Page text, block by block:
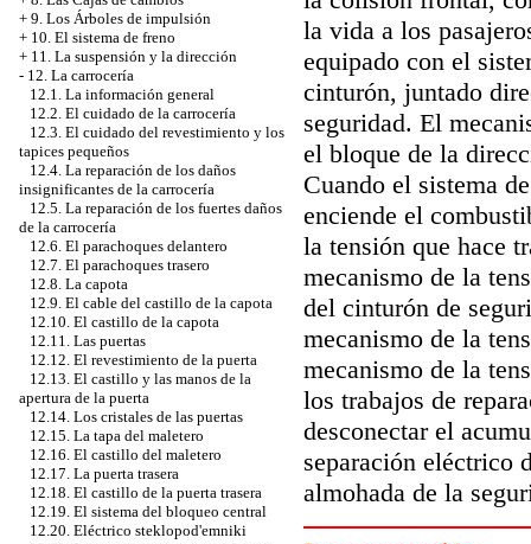
+ 9. Los Árboles de impulsión
+ 10. El sistema de freno
+ 11. La suspensión y la dirección
- 12. La carrocería
12.1. La información general
12.2. El cuidado de la carrocería
12.3. El cuidado del revestimiento y los
tapices pequeños
12.4. La reparación de los daños
insignificantes de la carrocería
12.5. La reparación de los fuertes daños
de la carrocería
12.6. El parachoques delantero
12.7. El parachoques trasero
12.8. La capota
12.9. El cable del castillo de la capota
12.10. El castillo de la capota
12.11. Las puertas
12.12. El revestimiento de la puerta
12.13. El castillo y las manos de la
apertura de la puerta
12.14. Los cristales de las puertas
12.15. La tapa del maletero
12.16. El castillo del maletero
12.17. La puerta trasera
12.18. El castillo de la puerta trasera
12.19. El sistema del bloqueo central
12.20. Eléctrico steklopod'emniki
la vida a los
equipado con el
cinturón, juntado
seguridad. El
el bloque de la
Cuando el sistema
enciende el
la tensión que hace
mecanismo de la
del cinturón de
mecanismo de la
mecanismo de la
los trabajos de
desconectar el
separación eléctrico
almohada de la